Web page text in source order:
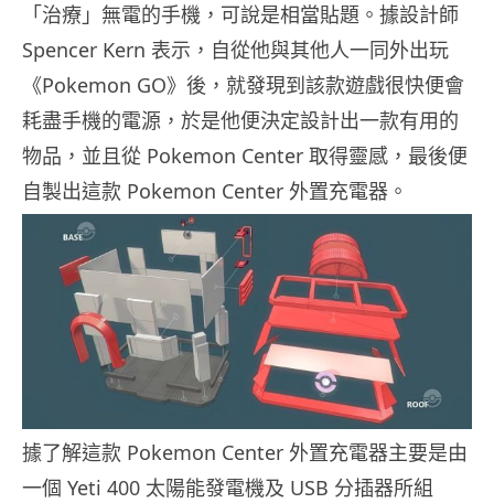
「治療」無電的手機，可說是相當貼題。據設計師
Spencer Kern 表示，自從他與其他人一同外出玩
《Pokemon GO》後，就發現到該款遊戲很快便會
耗盡手機的電源，於是他便決定設計出一款有用的
物品，並且從 Pokemon Center 取得靈感，最後便
自製出這款 Pokemon Center 外置充電器。
據了解這款 Pokemon Center 外置充電器主要是由
一個 Yeti 400 太陽能發電機及 USB 分插器所組